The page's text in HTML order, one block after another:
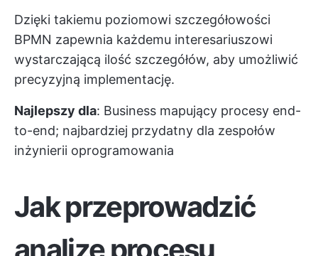
Dzięki takiemu poziomowi szczegółowości
BPMN zapewnia każdemu interesariuszowi
wystarczającą ilość szczegółów, aby umożliwić
precyzyjną implementację.
Najlepszy dla: Business mapujący procesy end-
to-end; najbardziej przydatny dla zespołów
inżynierii oprogramowania
Jak przeprowadzić